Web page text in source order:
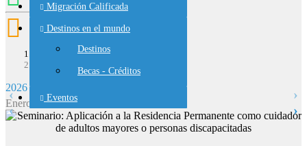
Migración Calificada
Destinos en el mundo
Destinos
Becas - Créditos
Eventos
2026
‹ ›
Enero
‹ ›